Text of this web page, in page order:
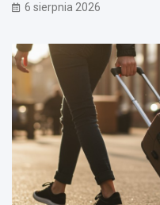
6 sierpnia 2026